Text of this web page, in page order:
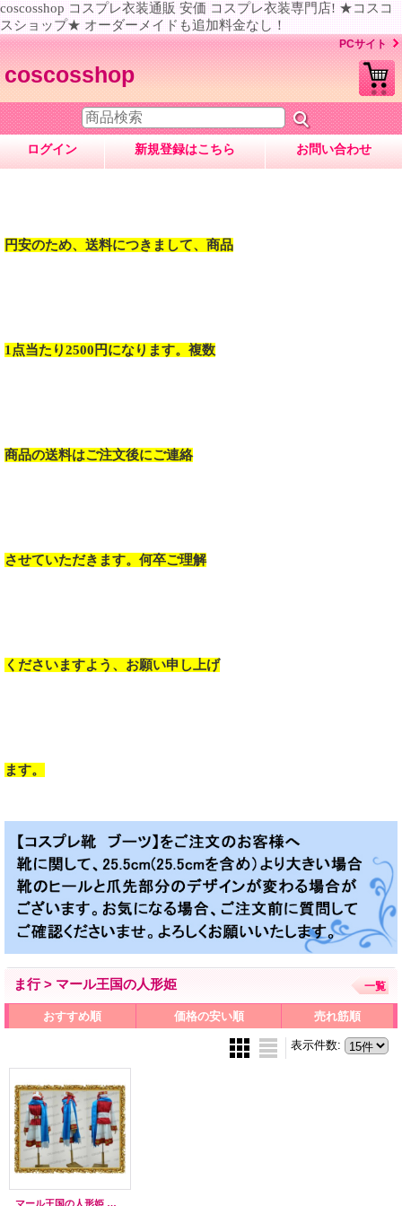
coscosshop コスプレ衣装通販 安価 コスプレ衣装専門店! ★コスコ
スショップ★ オーダーメイドも追加料金なし！
PCサイト
coscosshop
ログイン 新規登録はこちら お問い合わせ
円安のため、送料につきまして、商品
1点当たり2500円になります。複数
商品の送料はご注文後にご連絡
させていただきます。何卒ご理解
くださいますよう、お願い申し上げ
ます。
ま行 > マール王国の人形姫 一覧
おすすめ順 価格の安い順 売れ筋順
表示件数:
マール王国の人形姫 コルネット・エスポワール風 ●コスプレ衣装